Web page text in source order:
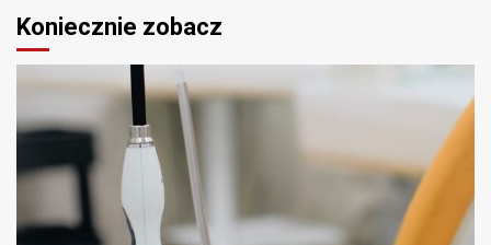
Koniecznie zobacz